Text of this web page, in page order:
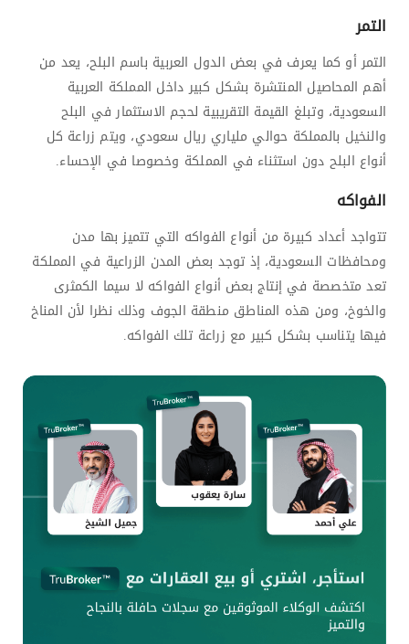
التمر
التمر أو كما يعرف في بعض الدول العربية باسم البلح، يعد من
أهم المحاصيل المنتشرة بشكل كبير داخل المملكة العربية
السعودية، وتبلغ القيمة التقريبية لحجم الاستثمار في البلح
والنخيل بالمملكة حوالي ملياري ريال سعودي، ويتم زراعة كل
أنواع البلح دون استثناء في المملكة وخصوصا في الإحساء.
الفواكه
تتواجد أعداد كبيرة من أنواع الفواكه التي تتميز بها مدن
ومحافظات السعودية، إذ توجد بعض المدن الزراعية في المملكة
تعد متخصصة في إنتاج بعض أنواع الفواكه لا سيما الكمثرى
والخوخ، ومن هذه المناطق منطقة الجوف وذلك نظرا لأن المناخ
فيها يتناسب بشكل كبير مع زراعة تلك الفواكه.